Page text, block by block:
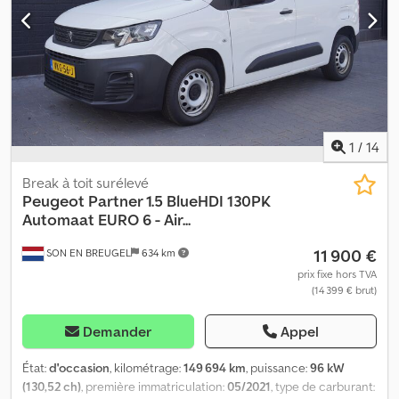
sont exclusivement celles du contrat d’achat. , sièges avant
chauffants
erreurs, modifications et ventes intermédiaires, ainsi que les
informations relatives aux équipements mentionnées dans cette
annonce, ne constituent pas une garantie au sens juridique et
sont fournies uniquement à titre d’information générale. Les
caractéristiques des équipements sont définies de manière
contraignante uniquement dans le contrat de vente.
1 / 14
SON EN BREUGEL 634 km
Break à toit surélevé
Peugeot Partner 1.5 BlueHDI 130PK
Automaat EURO 6 - Air...
11 900 €
prix fixe hors TVA
(14 399 € brut)
Demander Appel
État:d'occasion, kilométrage:149 694 km, puissance:96 kW
(130,52 ch), première immatriculation:05/2021, type de carburant: